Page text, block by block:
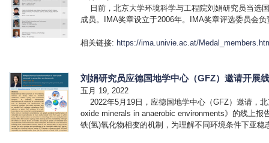
日前，北京大学环境科学与工程院刘娟研究员当选
成员。IMA奖章设立于2006年。IMA奖章评选委员会
相关链接: https://ima.univie.ac.at/
刘娟研究员应德国地学中心（GFZ）邀请开展
五月 19, 2022
2022年5月19日，应德国地学中心（GFZ）邀请，
oxide minerals in anaerobic environments》的线上
铁(氢)氧化物相变的机制，为理解不同环境条件下亚稳